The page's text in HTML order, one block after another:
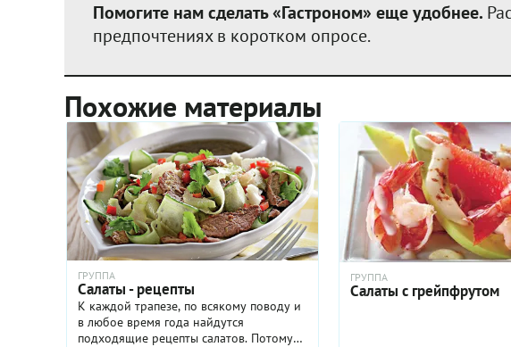
Помогите нам сделать «Гастроном» еще удобнее.
предпочтениях в коротком опросе.
Похожие материалы
ГРУППА
Салаты - рецепты
К каждой трапезе, по всякому поводу и
в любое время года найдутся
подходящие рецепты салатов. Потому
ГРУППА
Салаты с грейпфрутом